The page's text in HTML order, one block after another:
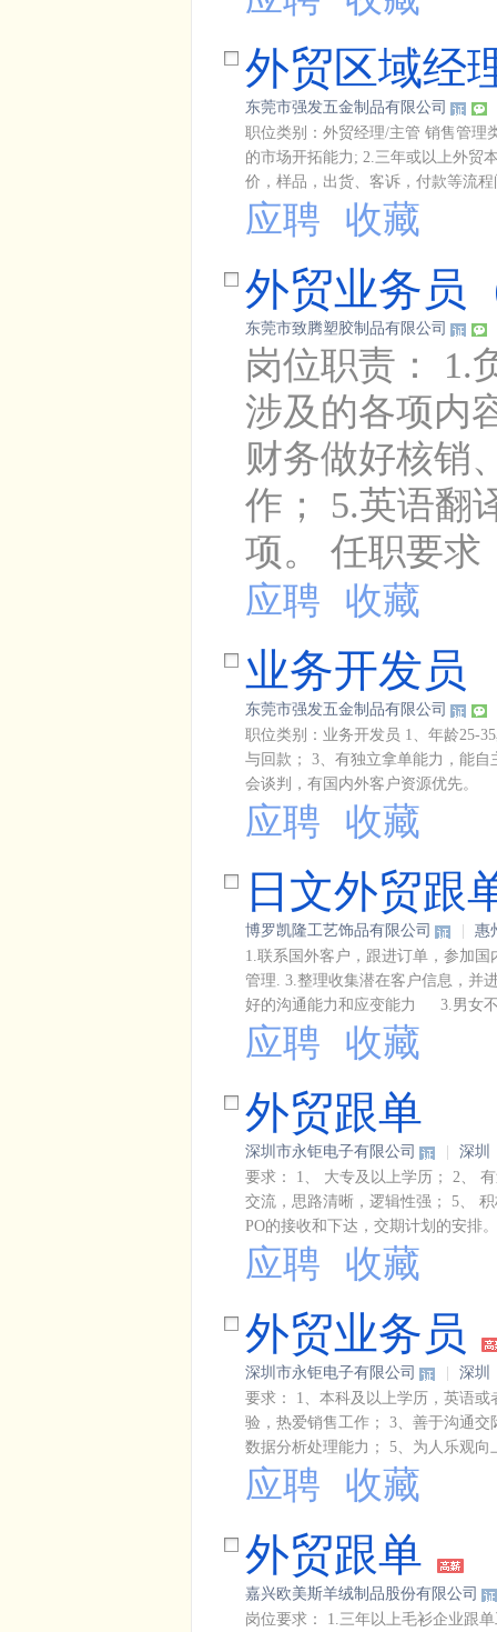
外贸区域经
东莞市强发五金制品有限公司
职位类别：外贸经理/主管 销售管理
的市场开拓能力; 2.三年或以上外贸
价，样品，出货、客诉，付款等流
应聘 收藏
外贸业务员
东莞市致腾塑胶制品有限公司
岗位职责： 1.
涉及的各项内
财务做好核销
作； 5.英语翻
项。 任职要求
应聘
收藏
业务开发员
东莞市强发五金制品有限公司
职位类别：业务开发员 1、年龄25-
与回款； 3、有独立拿单能力，能
会谈判，有国内外客户资源优先。
应聘 收藏
日文外贸跟
博罗凯隆工艺饰品有限公司
惠
1.联系国外客户，跟进订单，参加
管理. 3.整理收集潜在客户信息，
好的沟通能力和应变能力 3.男女
应聘 收藏
外贸跟单
深圳市永钜电子有限公司 深圳
要求： 1、 大专及以上学历； 2、
交流，思路清晰，逻辑性强； 5、
PO的接收和下达，交期计划的安排
应聘 收藏
外贸业务员
深圳市永钜电子有限公司 深圳
要求： 1、本科及以上学历，英语
验，热爱销售工作； 3、善于沟通
数据分析处理能力； 5、为人乐观
应聘 收藏
外贸跟单
嘉兴欧美斯羊绒制品股份有限公司
岗位要求： 1.三年以上毛衫企业跟